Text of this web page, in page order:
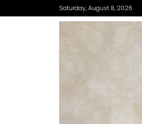
Saturday, August 8, 2026